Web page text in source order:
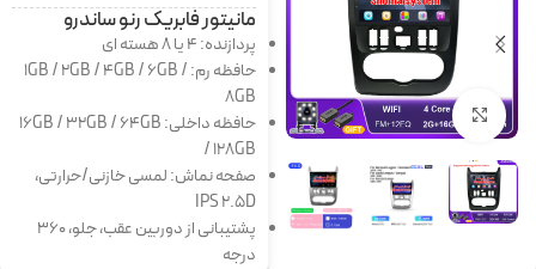
برای بزرگنمایی کلیک کنید
مانیتور فابریک رنو ساندرو
پردازنده: 4 یا 8 هسته ای
حافظه رم: 1GB / 2GB / 4GB / 6GB /
8GB
حافظه داخلی: 16GB / 32GB / 64GB
/ 128GB
صفحه نماش: لمسی خازنی/حرارتی،
IPS 2.5D
پشتیبانی از دوربین عقب، جلو، ۳۶۰
درجه